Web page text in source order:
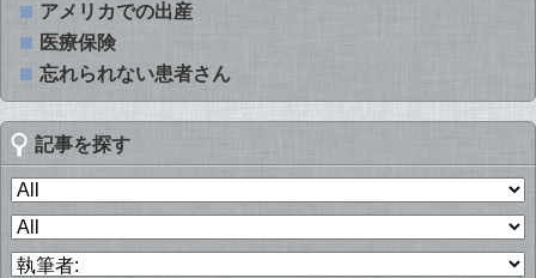
アメリカでの出産
医療保険
忘れられない患者さん
記事を探す